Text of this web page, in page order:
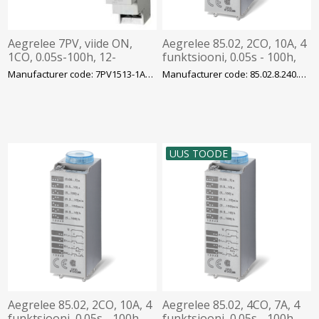
Aegrelee 7PV, viide ON,
1CO, 0.05s-100h, 12-
240VAC/DC , Siemens
Manufacturer code: 7PV1513-1AP30
Aegrelee 85.02, 2CO, 10A, 4
funktsiooni, 0.05s - 100h,
240VAC, 8-pin, Pesa 94
Manufacturer code: 85.02.8.240.0000
Aegrelee 85.02, 2CO, 10A, 4
UUS TOODE
Aegrelee 85.02, 4CO, 7A, 4